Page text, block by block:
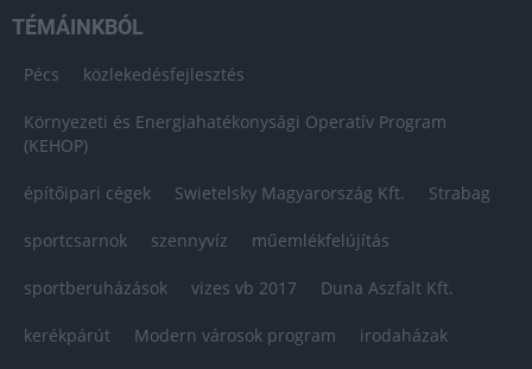
TÉMÁINKBÓL
Pécs közlekedésfejlesztés
Környezeti és Energiahatékonysági Operatív Program
(KEHOP)
építőipari cégek Swietelsky Magyarország Kft. Strabag
sportcsarnok szennyvíz műemlékfelújítás
sportberuházások vizes vb 2017 Duna Aszfalt Kft.
kerékpárút Modern városok program irodaházak